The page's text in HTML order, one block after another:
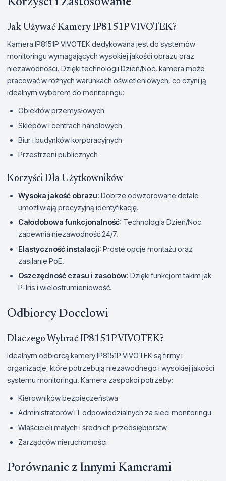
Jak Używać Kamery IP8151P VIVOTEK?
Kamera IP8151P VIVOTEK dedykowana jest do systemów
monitoringu wymagających wysokiej jakości obrazu oraz
niezawodności. Dzięki technologii Dzień/Noc, kamera może
pracować w różnych warunkach oświetleniowych, co czyni ją
idealnym wyborem do monitoringu:
Obiektów przemysłowych
Sklepów i centrach handlowych
Biur i budynków korporacyjnych
Przestrzeni publicznych
Korzyści Dla Użytkowników
Wysoka jakość obrazu: Dobrze odwzorowane detale
umożliwiają precyzyjną identyfikację.
Całodobowa funkcjonalność: Technologia Dzień/Noc
zapewnia niezawodność 24/7.
Elastyczność instalacji: Proste opcje montażu oraz
zasilanie PoE.
Oszczędność czasu i zasobów: Dzięki funkcjom takim jak
P-Iris i wielostrumieniowość.
Odbiorcy Docelowi
Dlaczego Wybrać IP8151P VIVOTEK?
Idealnym odbiorcą kamery IP8151P VIVOTEK są firmy i
organizacje, które potrzebują niezawodnego i wysokiej jakości
systemu monitoringu. Kamera zaspokoi potrzeby:
Kierowników bezpieczeństwa
Administratorów IT odpowiedzialnych za sieci monitoringu
Właścicieli małych i średnich przedsiębiorstw
Zarządców nieruchomości
Porównanie z Innymi Kamerami